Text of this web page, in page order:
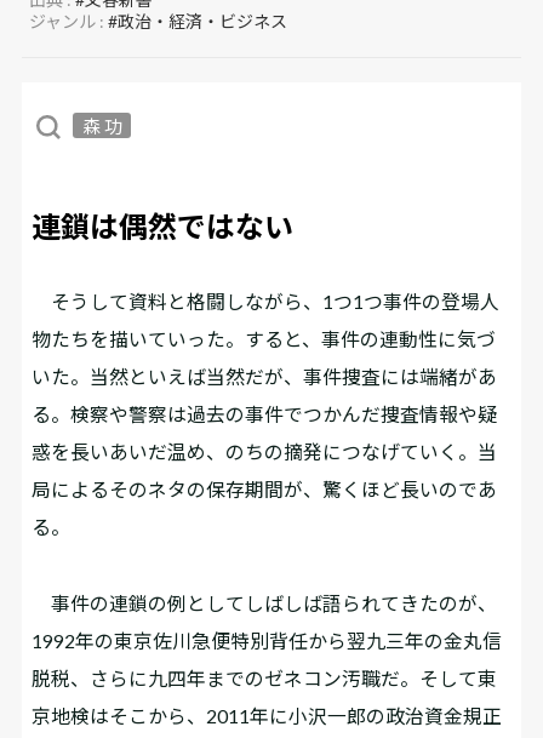
ジャンル :#政治・経済・ビジネス
森 功
連鎖は偶然ではない
そうして資料と格闘しながら、1つ1つ事件の登場人
物たちを描いていった。すると、事件の連動性に気づ
いた。当然といえば当然だが、事件捜査には端緒があ
る。検察や警察は過去の事件でつかんだ捜査情報や疑
惑を長いあいだ温め、のちの摘発につなげていく。当
局によるそのネタの保存期間が、驚くほど長いのであ
る。
事件の連鎖の例としてしばしば語られてきたのが、
1992年の東京佐川急便特別背任から翌九三年の金丸信
脱税、さらに九四年までのゼネコン汚職だ。そして東
京地検はそこから、2011年に小沢一郎の政治資金規正